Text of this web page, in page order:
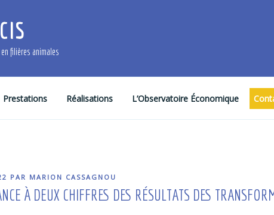
filières animales
Prestations Réalisations L’Observatoire Économique
PAR MARION CASSAGNOU
À DEUX CHIFFRES DES RÉSULTATS DES